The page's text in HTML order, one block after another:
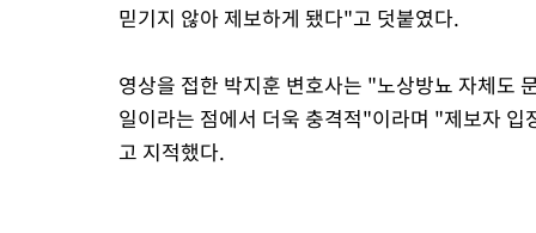
믿기지 않아 제보하게 됐다"고 덧붙였다.
영상을 접한 박지훈 변호사는 "노상방뇨 자체도
일이라는 점에서 더욱 충격적"이라며 "제보자
고 지적했다.